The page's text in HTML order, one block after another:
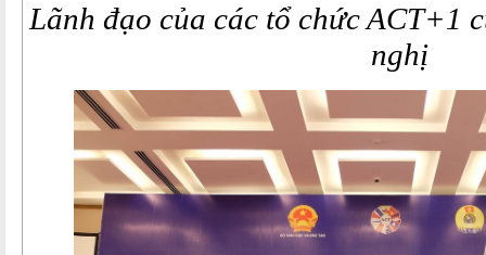
Lãnh đạo của các tổ chức ACT+1
nghị